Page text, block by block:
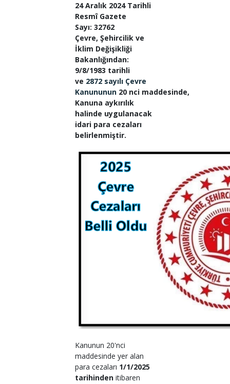
24 Aralık 2024 Tarihli
Resmî Gazete
Sayı: 32762
Çevre, Şehircilik ve
İklim Değişikliği
Bakanlığından:
9/8/1983 tarihli
ve 2872 sayılı Çevre
Kanununun20 nci maddesinde,
Kanuna aykırılık
halinde uygulanacak
idari para cezaları
belirlenmiştir.
Kanunun 20'nci
maddesinde yer alan
para cezaları 1/1/2025
tarihindenitibaren